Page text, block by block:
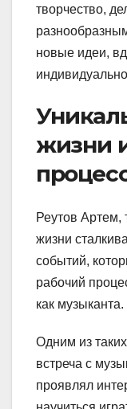
творчество,
новые идеи,
жизни
Реутов Артем,
жизни
событий,
рабочий
как музыканта.
Одним из
встреча с
проявлял